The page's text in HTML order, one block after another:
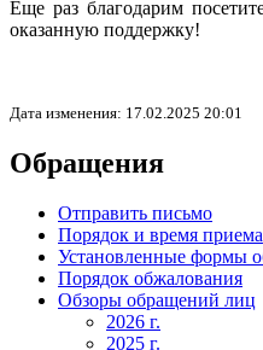
Еще раз благодарим
оказанную поддержку!
Дата изменения: 17.02.2025 20:01
Обращения
Отправить письмо
Порядок и время приема
Установленные формы
Порядок обжалования
Обзоры обращений лиц
2026 г.
2025 г.